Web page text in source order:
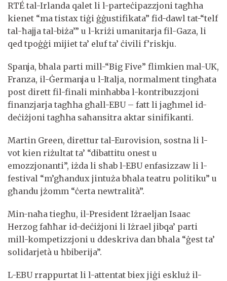
RTÉ tal-Irlanda qalet li l-parteċipazzjoni tagħha
kienet “ma tistax tiġi ġġustifikata” fid-dawl tat-“telf
tal-ħajja tal-biża’” u l-kriżi umanitarja fil-Gaza, li
qed tpoġġi mijiet ta’ eluf ta’ ċivili f’riskju.
Spanja, bħala parti mill-“Big Five” flimkien mal-UK,
Franza, il-Ġermanja u l-Italja, normalment tingħata
post dirett fil-finali minħabba l-kontribuzzjoni
finanzjarja tagħha għall-EBU – fatt li jagħmel id-
deċiżjoni tagħha saħansitra aktar sinifikanti.
Martin Green, direttur tal-Eurovision, sostna li l-
vot kien riżultat ta’ “dibattitu onest u
emozzjonanti”, iżda li sħab l-EBU enfasizzaw li l-
festival “m’għandux jintuża bħala teatru politiku” u
għandu jżomm “ċerta newtralità”.
Min-naħa tiegħu, il-President Iżraeljan Isaac
Herzog faħħar id-deċiżjoni li Iżrael jibqa’ parti
mill-kompetizzjoni u ddeskriva dan bħala “ġest ta’
solidarjetà u ħbiberija”.
L-EBU rrappurtat li l-attentat biex jiġi eskluż il-